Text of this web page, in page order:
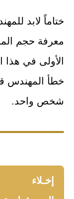
ختاماً لابد
معرفة حجم
الأولى في هذا
خطأ المهندس
شخص واحد.
إخـلاء